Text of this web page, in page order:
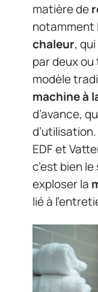
matière de
notamment
chaleur,
par deux
modèle
machine à
d’avance,
EDF et
c’est bien
exploser la
lié à